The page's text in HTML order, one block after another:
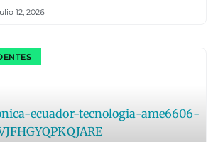
12, 2026